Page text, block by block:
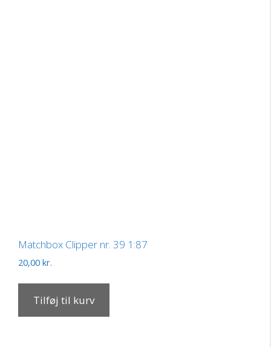
Matchbox Clipper nr. 39 1:87
20,00 kr.
Tilføj til kurv